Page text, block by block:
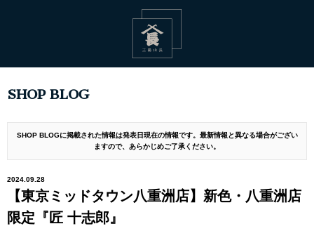
SHOP BLOG
SHOP BLOGに掲載された情報は発表日現在の情報です。最新情報と異なる場合がござい
ますので、あらかじめご了承ください。
2024.09.28
【東京ミッドタウン八重洲店】新色・八重洲店
限定『匠 十志郎』